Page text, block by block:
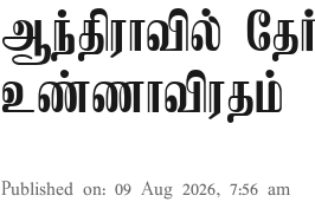
ஆந்திராவில்
உண்ணாவிரதம்
Published on: 09 Aug 2026, 7:56 am